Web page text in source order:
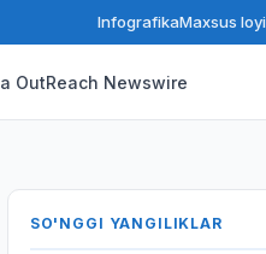
InfografikaMaxsus
OutReach Newswire
SO'NGGI YANGILIKLAR